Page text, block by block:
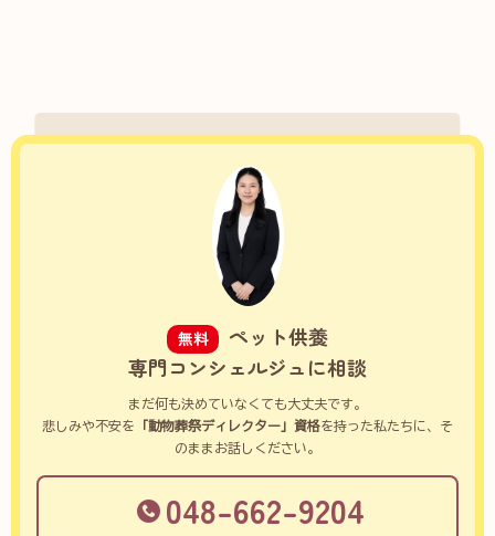
無料
ペット供養
専門コンシェルジュに相談
まだ何も決めていなくても大丈夫です。
悲しみや不安を 「動物葬祭ディレクター」資格を持った私たちに、そ
のままお話しください。
048-662-9204